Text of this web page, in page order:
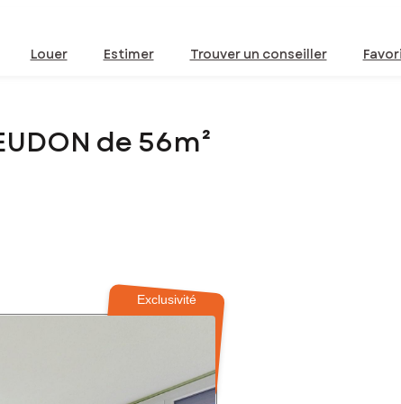
Louer Estimer Trouver un conseiller
de 56m²
Exclusivité